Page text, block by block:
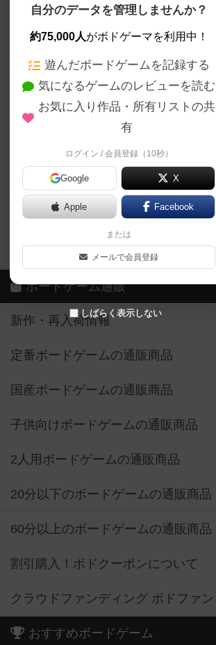
自分のデータを管理しませんか？
約75,000人がボドゲーマを利用中！
遊んだボードゲームを記録する
気になるゲームのレビューを読む
お気に入り作品・所有リストの共
有
ログイン / 会員登録（10秒）
Google X
Apple Facebook
または
メールで会員登録
しばらく表示しない
ボードゲームを検索する
ボードゲームの新着レビュー
ボードゲーム会情報
メカニクス特集
掲示板・トピックス
ボドとも・会員一覧
ボードゲーム業界コラム
ボドゲーマご利用案内
ボードゲーム通販
新作・再入荷情報
定番ボードゲームの通販商品
国産ボードゲームの通販商品
子供向けボードゲームの通販商品
2人用ボードゲームの通販商品
20分以下のボードゲームの通販商品
60分以上のボードゲームの通販商品
割引購入！ボドクーポンについて
クラウドファンディング ボドファン
おすすめボードゲーム